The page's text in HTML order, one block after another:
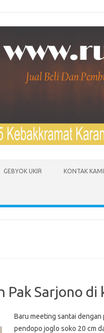
GEBYOK UKIR KONTAK KAMI
Pak Sarjono di
Baru meeting santai
pendopo joglo soko 20 cm